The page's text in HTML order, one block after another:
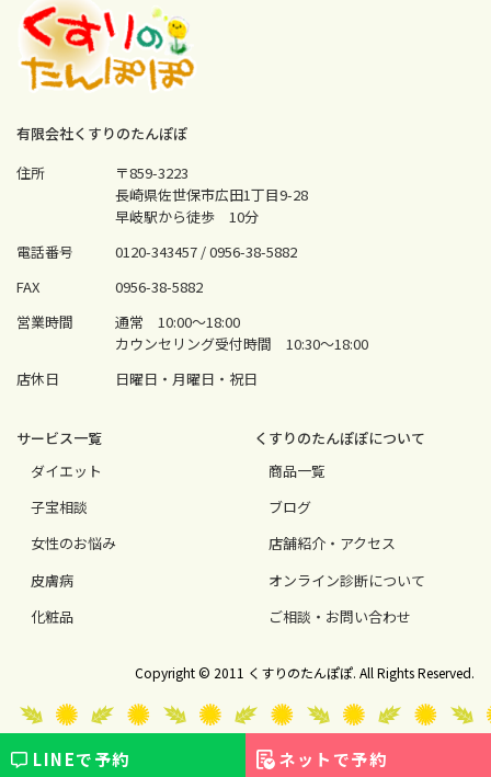
LINEで予約 ネットで予約
有限会社くすりのたんぽぽ
住所
〒859-3223
長崎県佐世保市広田1丁目9-28
早岐駅から徒歩 10分
電話番号
0120-343457 /0956-38-5882
FAX
0956-38-5882
営業時間
通常 10:00〜18:00
カウンセリング受付時間 10:30〜18:00
店休日
日曜日・月曜日・祝日
サービス⼀覧
ダイエット
⼦宝相談
⼥性のお悩み
⽪膚病
化粧品
くすりのたんぽぽについて
商品一覧
ブログ
店舗紹介・アクセス
オンライン診断について
ご相談・お問い合わせ
Copyright © 2011 くすりのたんぽぽ. All Rights Reserved.